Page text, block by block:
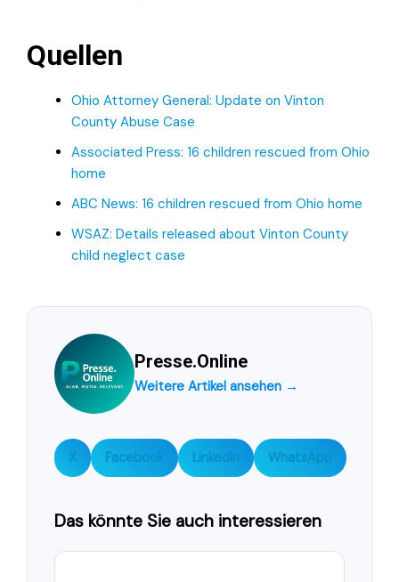
Quellen
Ohio Attorney General: Update on Vinton
County Abuse Case
Associated Press: 16 children rescued from Ohio
home
ABC News: 16 children rescued from Ohio home
WSAZ: Details released about Vinton County
child neglect case
Presse.Online
Weitere Artikel ansehen →
X Facebook LinkedIn WhatsApp
Das könnte Sie auch interessieren